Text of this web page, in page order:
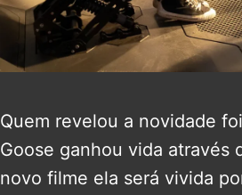
Quem revelou a novidade
Goose ganhou vida através
novo filme ela será vivida